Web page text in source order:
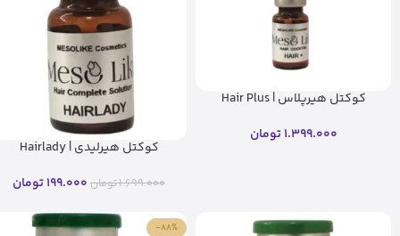
کوکتل هیرپلاس | Hair Plus
1.399.000 تومان
کوکتل هیرلیدی | Hairlady
1.699.000تومان 199.000تومان
-88%